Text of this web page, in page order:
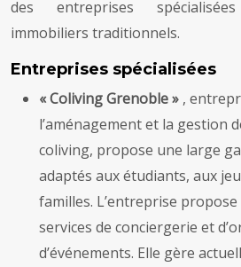
des entreprises
immobiliers traditionnels.
Entreprises spécialisées
« Coliving Grenoble » ,
l’aménagement et la gestion
coliving, propose une large
adaptés aux étudiants, aux
familles. L’entreprise
services de conciergerie et
d’événements. Elle gère